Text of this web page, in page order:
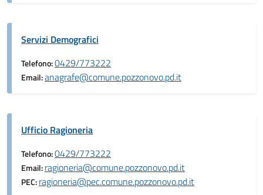
Servizi Demografici
Telefono:0429/773222
Email:anagrafe@comune.pozzonovo.pd.it
Ufficio Ragioneria
Telefono:0429/773222
Email:ragioneria@comune.pozzonovo.pd.it
PEC:ragioneria@pec.comune.pozzonovo.pd.it